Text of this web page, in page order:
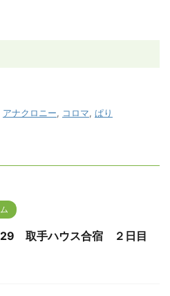
アナクロニー, コロマ, ぱり
取手ハウス合宿 ２日目